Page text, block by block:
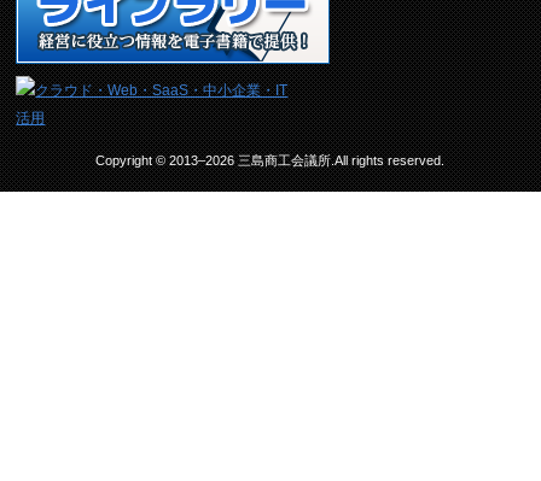
Copyright © 2013–2026 三島商工会議所.All rights reserved.